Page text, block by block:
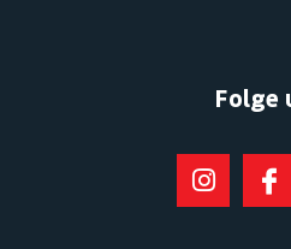
Folge